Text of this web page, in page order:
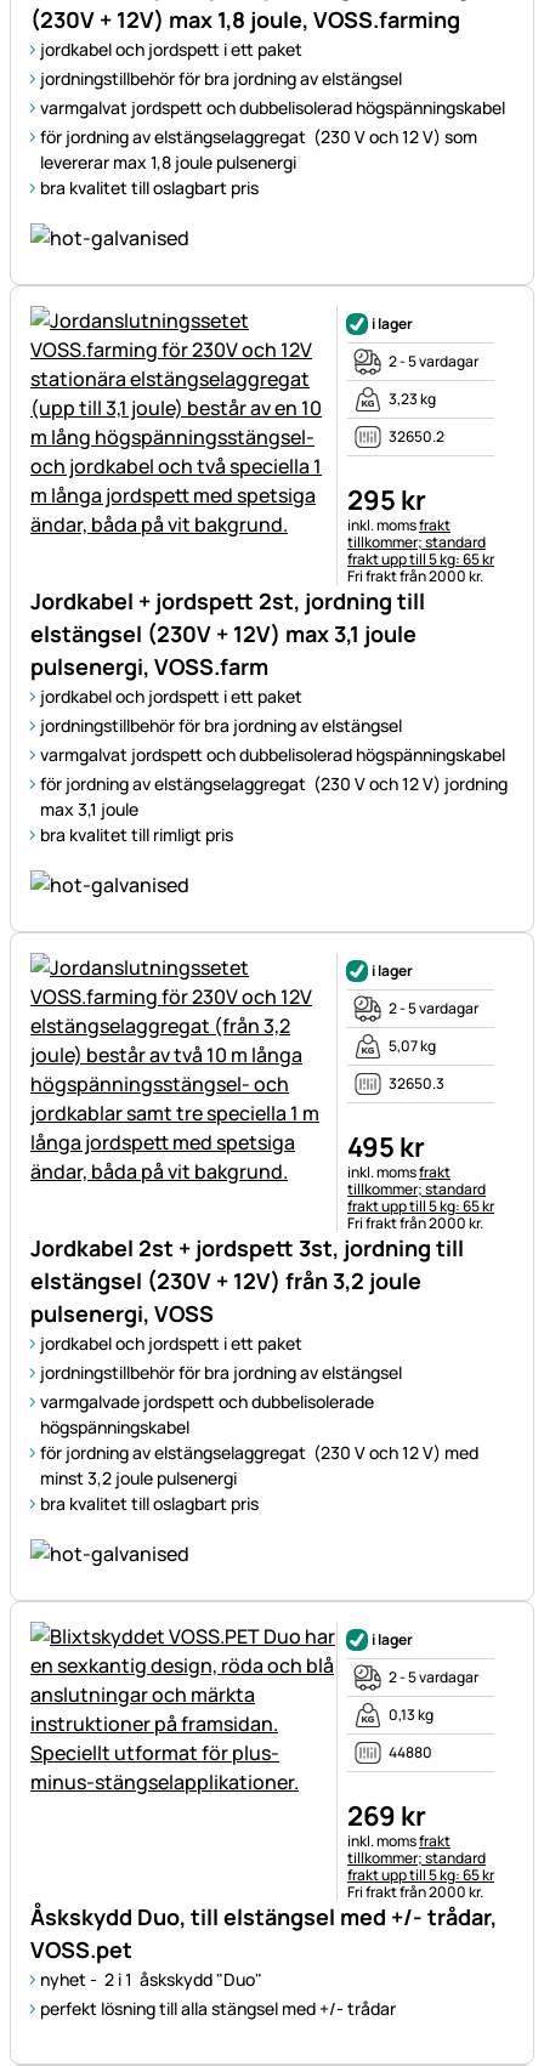
(230V + 12V) max 1,8 joule, VOSS.farming
jordkabel och jordspett i ett paket
jordningstillbehör för bra jordning av elstängsel
varmgalvat jordspett och dubbelisolerad högspänningskabel
för jordning av elstängselaggregat (230 V och 12 V) som
levererar max 1,8 joule pulsenergi
bra kvalitet till oslagbart pris
Jordkabel + jordspett 2st, jordning till
elstängsel (230V + 12V) max 3,1 joule
pulsenergi, VOSS.farm
jordkabel och jordspett i ett paket
jordningstillbehör för bra jordning av elstängsel
varmgalvat jordspett och dubbelisolerad högspänningskabel
för jordning av elstängselaggregat (230 V och 12 V) jordning
max 3,1 joule
bra kvalitet till rimligt pris
i lager
2 - 5 vardagar
3,23 kg
32650.2
295 kr
Skatteinformation:
inkl. momsfrakt
tillkommer; standard
frakt upp till 5 kg: 65 kr
Fri frakt från 2000 kr.
Jordkabel 2st + jordspett 3st, jordning till
elstängsel (230V + 12V) från 3,2 joule
pulsenergi, VOSS
jordkabel och jordspett i ett paket
jordningstillbehör för bra jordning av elstängsel
varmgalvade jordspett och dubbelisolerade
högspänningskabel
för jordning av elstängselaggregat (230 V och 12 V) med
minst 3,2 joule pulsenergi
bra kvalitet till oslagbart pris
i lager
2 - 5 vardagar
5,07 kg
32650.3
495 kr
Skatteinformation:
inkl. momsfrakt
tillkommer; standard
frakt upp till 5 kg: 65 kr
Fri frakt från 2000 kr.
Åskskydd Duo, till elstängsel med +/- trådar,
VOSS.pet
nyhet - 2 i 1 åskskydd "Duo"
perfekt lösning till alla stängsel med +/- trådar
i lager
2 - 5 vardagar
0,13 kg
44880
269 kr
Skatteinformation:
inkl. momsfrakt
tillkommer; standard
frakt upp till 5 kg: 65 kr
Fri frakt från 2000 kr.